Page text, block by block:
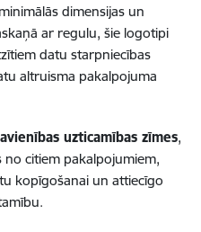
dimensijas un
ar regulu, šie logotipi
datu starpniecības
altruisma pakalpojuma
uzticamības zīmes,
citiem pakalpojumiem,
kopīgošanai un attiecīgo